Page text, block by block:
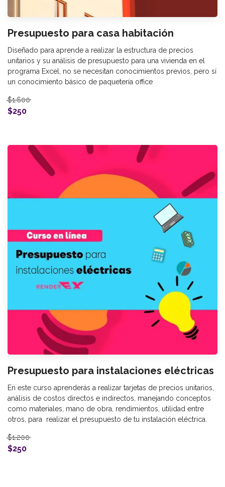
Presupuesto para casa habitación
Diseñado para aprende a realizar la estructura de precios
unitarios y su análisis de presupuesto para una vivienda en el
programa Excel, no se necesitan conocimientos previos, pero sí
un conocimiento básico de paquetería office
$1.600
$250
Presupuesto para instalaciones eléctricas
En este curso aprenderás a realizar tarjetas de precios unitarios,
análisis de costos directos e indirectos, manejando conceptos
como materiales, mano de obra, rendimientos, utilidad entre
otros, para realizar el presupuesto de tu instalación eléctrica.
$1.200
$250